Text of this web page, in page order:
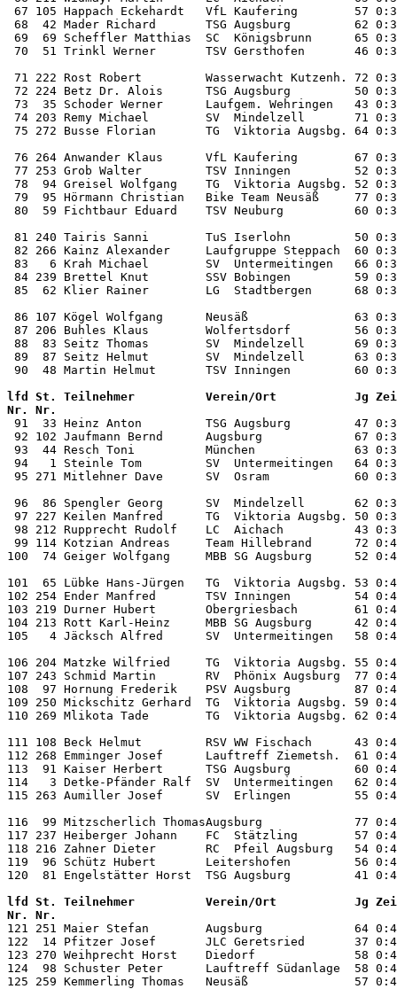
67 105 Happach Eckehardt   VfL Kaufering
68  42 Mader Richard       TSG Augsburg
69  69 Scheffler Matthias  SC  Königsbrunn
70  51 Trinkl Werner       TSV Gersthofen
71 222 Rost Robert         Wasserwacht
72 224 Betz Dr. Alois      TSG Augsburg
73  35 Schoder Werner      Laufgem.
74 203 Remy Michael        SV  Mindelzell
75 272 Busse Florian       TG  Viktoria Augsbg.
76 264 Anwander Klaus      VfL Kaufering
77 253 Grob Walter         TSV Inningen
78  94 Greisel Wolfgang    TG  Viktoria
79  95 Hörmann Christian   Bike Team Neusäß
80  59 Fichtbaur Eduard    TSV Neuburg
81 240 Tairis Sanni        TuS Iserlohn
82 266 Kainz Alexander     Laufgruppe
83   6 Krah Michael        SV  Untermeitingen
84 239 Brettel Knut        SSV Bobingen
85  62 Klier Rainer        LG  Stadtbergen
86 107 Kögel Wolfgang      Neusäß
87 206 Buhles Klaus        Wolfertsdorf
88  83 Seitz Thomas        SV  Mindelzell
89  87 Seitz Helmut        SV  Mindelzell
lfd St. Teilnehmer          Verein/Ort           Jg Zeit
Nr. Nr.
91  33 Heinz Anton         TSG Augsburg
92 102 Jaufmann Bernd      Augsburg
93  44 Resch Toni          München
94   1 Steinle Tom         SV  Untermeitingen
95 271 Mitlehner Dave      SV  Osram
96  86 Spengler Georg      SV  Mindelzell
97 227 Keilen Manfred      TG  Viktoria
98 212 Rupprecht Rudolf    LC  Aichach
99 114 Kotzian Andreas     Team Hillebrand
100  74 Geiger Wolfgang     MBB SG Augsburg
101  65 Lübke Hans-Jürgen   TG  Viktoria
102 254 Ender Manfred       TSV Inningen
103 219 Durner Hubert       Obergriesbach
104 213 Rott Karl-Heinz     MBB SG Augsburg
105   4 Jäcksch Alfred      SV  Untermeitingen
106 204 Matzke Wilfried     TG  Viktoria
107 243 Schmid Martin       RV  Phönix
108  97 Hornung Frederik    PSV Augsburg
109 250 Mickschitz Gerhard  TG  Viktoria
110 269 Mlikota Tade        TG  Viktoria Augsbg.
111 108 Beck Helmut         RSV WW Fischach
112 268 Emminger Josef      Lauftreff Ziemetsh.
113  91 Kaiser Herbert      TSG Augsburg
114   3 Detke-Pfänder Ralf  SV  Untermeitingen
115 263 Aumiller Josef      SV  Erlingen
116  99 Mitzscherlich ThomasAugsburg
117 237 Heiberger Johann    FC  Stätzling
118 216 Zahner Dieter       RC  Pfeil Augsburg
119  96 Schütz Hubert       Leitershofen
lfd St. Teilnehmer          Verein/Ort           Jg Zeit
Nr. Nr.
121 251 Maier Stefan        Augsburg
122  14 Pfitzer Josef       JLC Geretsried
123 270 Weihprecht Horst    Diedorf
124  98 Schuster Peter      Lauftreff Südanlage
125 259 Kemmerling Thomas   Neusäß